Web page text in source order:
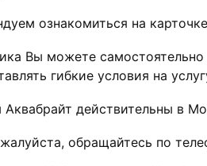
ознакомиться на
Вы можете самостоятельно
гибкие условия на
действительны в
обращайтесь по